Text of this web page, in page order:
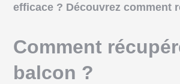
efficace ? Découvrez comment
Comment
balcon ?